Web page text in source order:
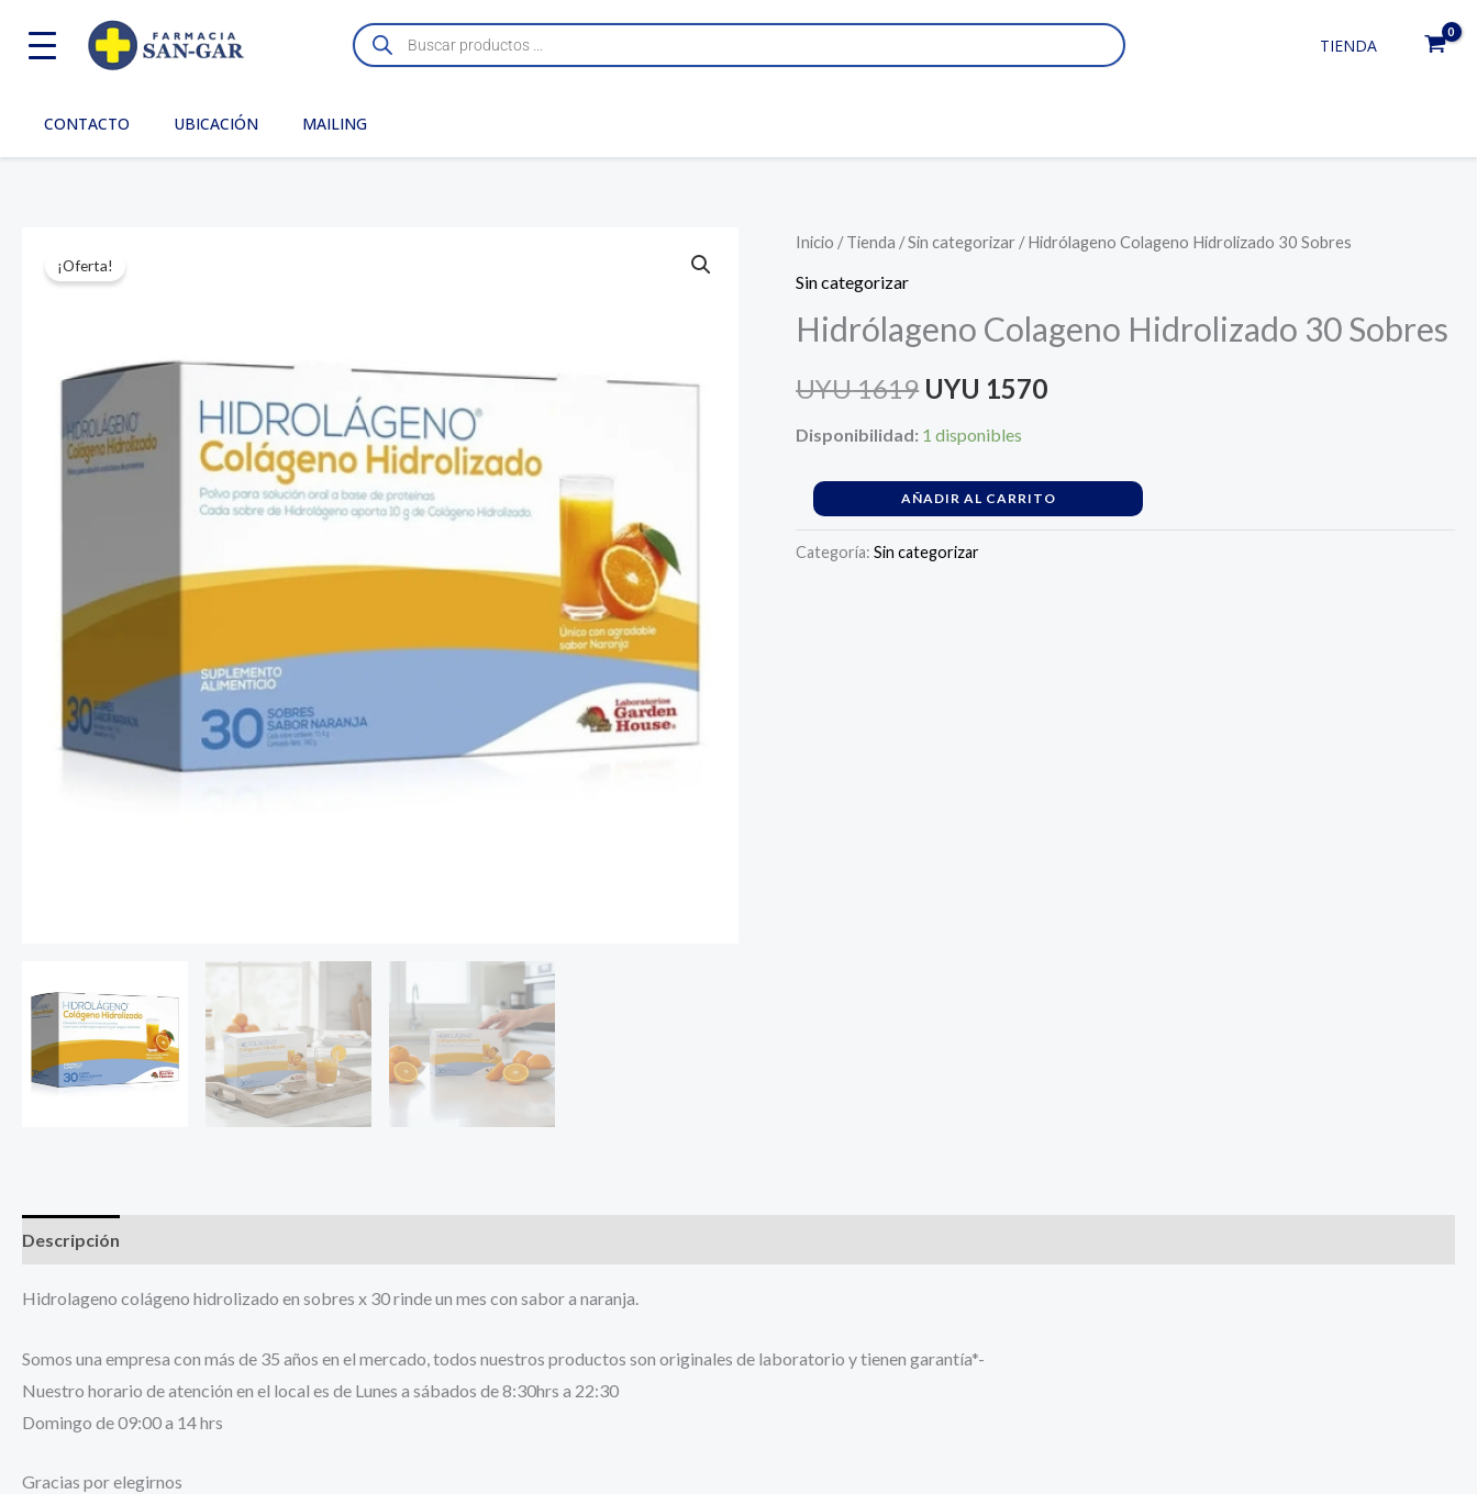
Búsqueda
de
productos
TIENDA
CONTACTO UBICACIÓN MAILING
¡Oferta!
Inicio /Tienda /Sin categorizar / Hidrólageno Colageno Hidrolizado 30 Sobres
Sin categorizar
Hidrólageno Colageno Hidrolizado 30 Sobres
UYU1619
El
original
era:
UYU 1619.
UYU 1570
El
actual
es:
Disponibilidad: 1 disponibles
Hidrólageno
Colageno
30
cantidad
AÑADIR AL CARRITO
Categoría:Sin categorizar
Descripción
Hidrolageno colágeno hidrolizado en sobres x 30 rinde un mes con sabor a naranja.
Somos una empresa con más de 35 años en el mercado, todos nuestros productos son originales de laboratorio y tienen garantía*-
Nuestro horario de atención en el local es de Lunes a sábados de 8:30hrs a 22:30
Domingo de 09:00 a 14 hrs
Gracias por elegirnos